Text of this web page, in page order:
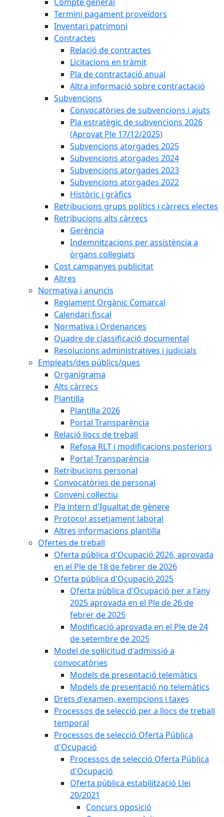
Termini pagament proveïdors
Inventari patrimoni
Contractes
Relació de contractes
Licitacions en tràmit
Pla de contractació anual
Altra informació sobre contractació
Subvencions
Convocatòries de subvencions i ajuts
Pla estratègic de subvencions 2026
(Aprovat Ple 17/12/2025)
Subvencions atorgades 2025
Subvencions atorgades 2024
Subvencions atorgades 2023
Subvencions atorgades 2022
Històric i gràfics
Retribucions grups polítics i càrrecs electes
Retribucions alts càrrecs
Gerència
Indemnitzacions per assistència a
òrgans col·legiats
Cost campanyes publicitat
Altres
Normativa i anuncis
Reglament Orgànic Comarcal
Calendari fiscal
Normativa i Ordenances
Quadre de classificació documental
Resolucions administratives i judicials
Empleats/des públics/ques
Organigrama
Alts càrrecs
Plantilla
Plantilla 2026
Portal Transparència
Relació llocs de treball
Refosa RLT i modificacions posteriors
Portal Transparència
Retribucions personal
Convocatòries de personal
Conveni col·lectiu
Pla intern d'Igualtat de gènere
Protocol assetjament laboral
Altres informacions plantilla
Ofertes de treball
Oferta pública d'Ocupació 2026, aprovada
en el Ple de 18 de febrer de 2026
Oferta pública d'Ocupació 2025
Oferta pública d'Ocupació per a l'any
2025 aprovada en el Ple de 26 de
febrer de 2025
Modificació aprovada en el Ple de 24
de setembre de 2025
Model de sol·licitud d'admissió a
convocatòries
Models de presentació telemàtics
Models de presentació no telemàtics
Drets d'examen, exempcions i taxes
Processos de selecció per a llocs de treball
temporal
Processos de selecció Oferta Pública
d'Ocupació
Processos de selecció Oferta Pública
d'Ocupació
Oferta pública estabilització Llei
20/2021
Concurs oposició